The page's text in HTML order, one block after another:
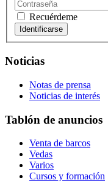
Recuérdeme
Noticias
Notas de prensa
Noticias de interés
Tablón de anuncios
Venta de barcos
Vedas
Varios
Cursos y formación